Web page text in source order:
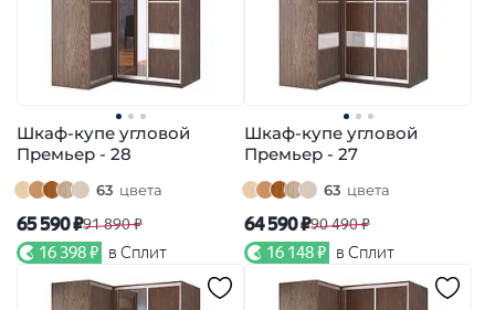
Шкаф-купе угловой
Премьер - 28
63 цвета
65 590 ₽91 890 ₽
16 398 ₽ в Сплит
Шкаф-купе угловой
Премьер - 27
63 цвета
64 590 ₽90 490 ₽
16 148 ₽ в Сплит